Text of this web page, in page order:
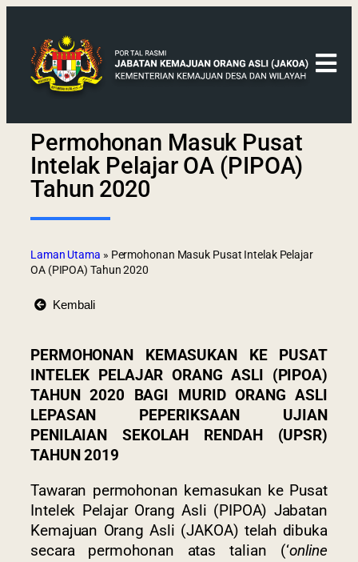
Permohonan Masuk Pusat
Intelak Pelajar OA (PIPOA)
Tahun 2020
Laman Utama » Permohonan Masuk Pusat Intelak Pelajar
OA (PIPOA) Tahun 2020
Kembali
PERMOHONAN KEMASUKAN KE PUSAT
INTELEK PELAJAR ORANG ASLI (PIPOA)
TAHUN 2020 BAGI MURID ORANG ASLI
LEPASAN PEPERIKSAAN UJIAN
PENILAIAN SEKOLAH RENDAH (UPSR)
TAHUN 2019
Tawaran permohonan kemasukan ke Pusat
Intelek Pelajar Orang Asli (PIPOA) Jabatan
Kemajuan Orang Asli (JAKOA) telah dibuka
secara permohonan atas talian (‘online